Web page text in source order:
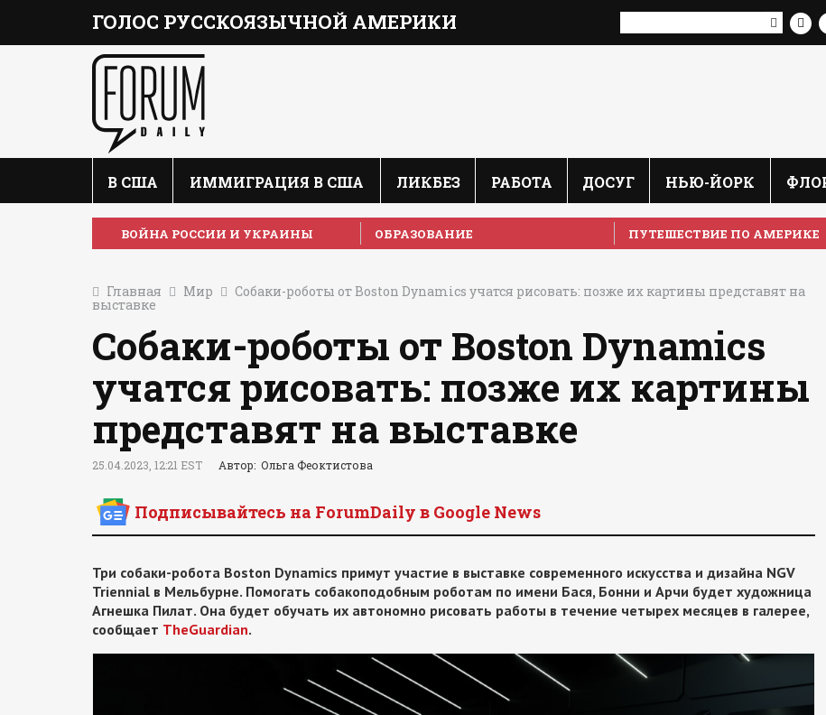
ГОЛОС РУССКОЯЗЫЧНОЙ АМЕРИКИ
В США ИММИГРАЦИЯ В США ЛИКБЕЗ РАБОТА ДОСУГ НЬЮ-ЙОРК
ВОЙНА РОССИИ И УКРАИНЫ ОБРАЗОВАНИЕ ПУТЕШЕСТВИЕ ПО АМЕРИКЕ
Главная Мир Собаки-роботы от Boston Dynamics учатся рисовать: позже их картины представят на
выставке
Собаки-роботы от Boston Dynamics
учатся рисовать: позже их картины
представят на выставке
25.04.2023, 12:21 EST Автор: Ольга Феоктистова
Подписывайтесь на ForumDaily в Google News
Три собаки-робота Boston Dynamics примут участие в выставке современного искусства и дизайна NGV
Triennial в Мельбурне. Помогать собакоподобным роботам по имени Бася, Бонни и Арчи будет художница
Агнешка Пилат. Она будет обучать их автономно рисовать работы в течение четырех месяцев в галерее,
сообщает TheGuardian.